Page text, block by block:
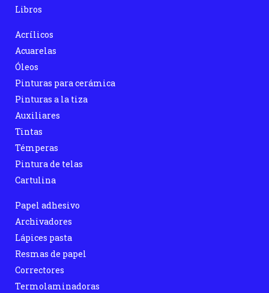
Libros
Acrílicos
Acuarelas
Óleos
Pinturas para cerámica
Pinturas a la tiza
Auxiliares
Tintas
Témperas
Pintura de telas
Cartulina
Papel adhesivo
Archivadores
Lápices pasta
Resmas de papel
Correctores
Termolaminadoras